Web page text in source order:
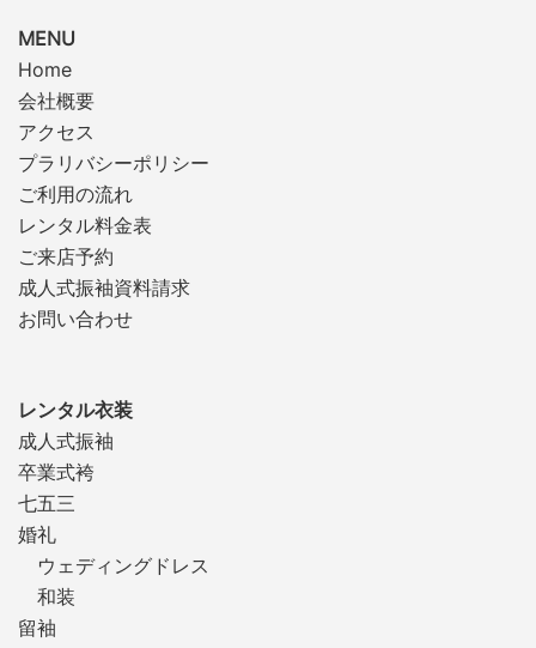
MENU
Home
会社概要
アクセス
プラリバシーポリシー
ご利用の流れ
レンタル料金表
ご来店予約
成人式振袖資料請求
お問い合わせ
レンタル衣装
成人式振袖
卒業式袴
七五三
婚礼
ウェディングドレス
和装
留袖